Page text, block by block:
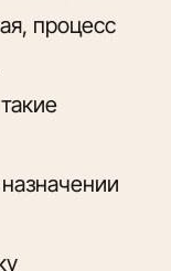
процесс